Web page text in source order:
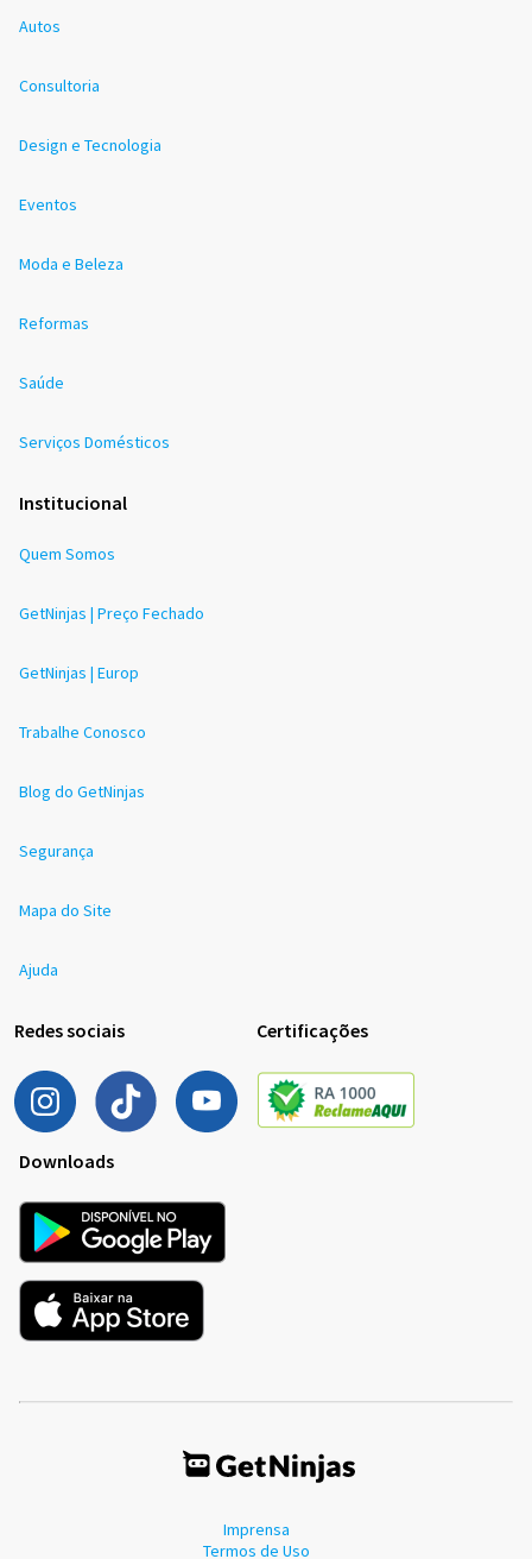
Autos
Consultoria
Design e Tecnologia
Eventos
Moda e Beleza
Reformas
Saúde
Serviços Domésticos
Institucional
Quem Somos
GetNinjas | Preço Fechado
GetNinjas | Europ
Trabalhe Conosco
Blog do GetNinjas
Segurança
Mapa do Site
Ajuda
Redes sociais Certificações
Downloads
Imprensa
Termos de Uso